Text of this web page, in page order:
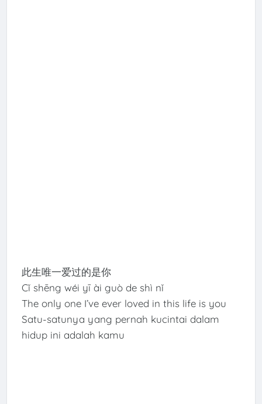
此生唯一爱过的是你
Cǐ shēng wéi yī ài guò de shì nǐ
The only one I’ve ever loved in this life is you
Satu-satunya yang pernah kucintai dalam
hidup ini adalah kamu